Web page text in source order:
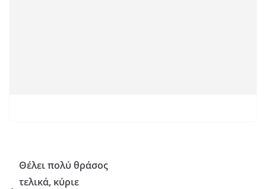
Θέλει πολύ θράσος
τελικά, κύριε